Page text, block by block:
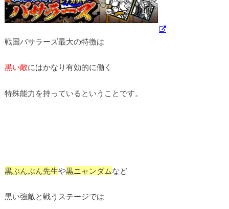
戦国バサラーズ最大の特徴は
黒い敵にはかなり有効的に働く
特殊能力を持っているということです。
黒ぶんぶん先生や黒ニャンダムなど
黒い強敵と戦うステージでは